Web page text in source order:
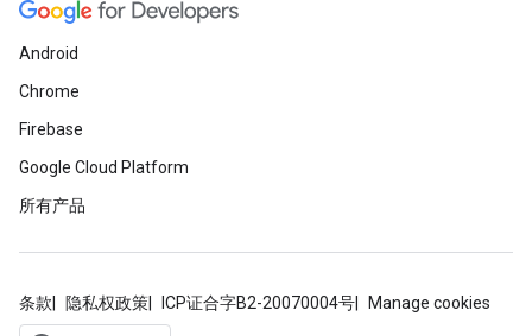
Android
Chrome
Firebase
Google Cloud Platform
所有产品
条款 隐私权政策 ICP证合字B2-20070004号 Manage cookies